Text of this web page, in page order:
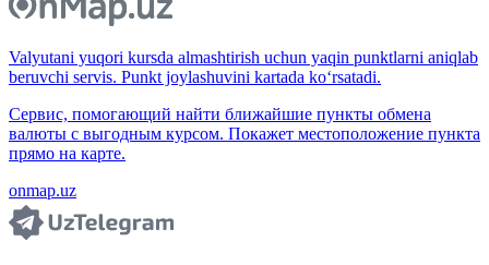
Valyutani yuqori kursda almashtirish uchun yaqin punktlarni aniqlab
beruvchi servis. Punkt joylashuvini kartada ko‘rsatadi.
Сервис, помогающий найти ближайшие пункты обмена
валюты с выгодным курсом. Покажет местоположение пункта
прямо на карте.
onmap.uz